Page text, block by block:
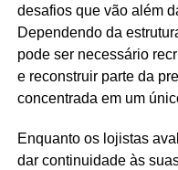
desafios que vão além
Dependendo da
pode ser necessário
e reconstruir parte da
concentrada em um
Enquanto os lojistas
dar continuidade às